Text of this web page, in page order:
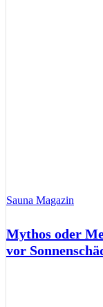
Sauna Magazin
Mythos oder
vor